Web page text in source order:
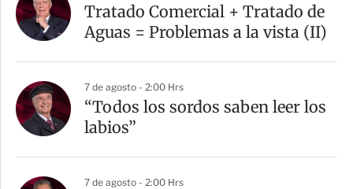
Tratado Comercial + Tratado de
Aguas = Problemas a la vista (II)
7 de agosto - 2:00 Hrs
“Todos los sordos saben leer los
labios”
7 de agosto - 2:00 Hrs